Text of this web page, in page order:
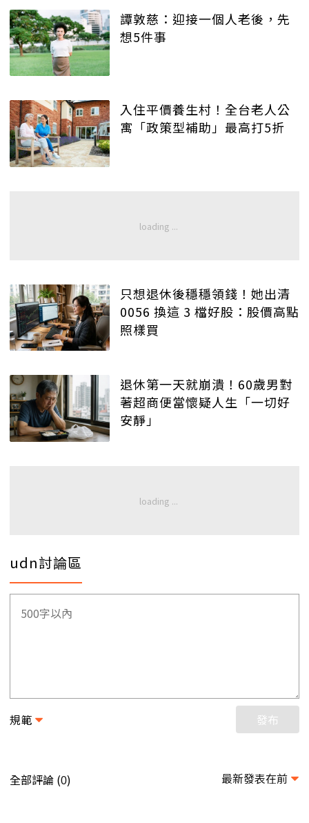
譚敦慈：迎接一個人老後，先
想5件事
入住平價養生村！全台老人公
寓「政策型補助」最高打5折
只想退休後穩穩領錢！她出清
0056 換這 3 檔好股：股價高點
照樣買
退休第一天就崩潰！60歲男對
著超商便當懷疑人生「一切好
安靜」
udn討論區
規範 發布
全部評論 (0) 最新發表在前